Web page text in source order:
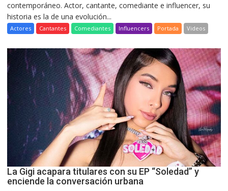
contemporáneo. Actor, cantante, comediante e influencer, su
historia es la de una evolución...
Actores Cantantes Comediantes Influencers Portada Videos
La Gigi acapara titulares con su EP “Soledad” y
enciende la conversación urbana